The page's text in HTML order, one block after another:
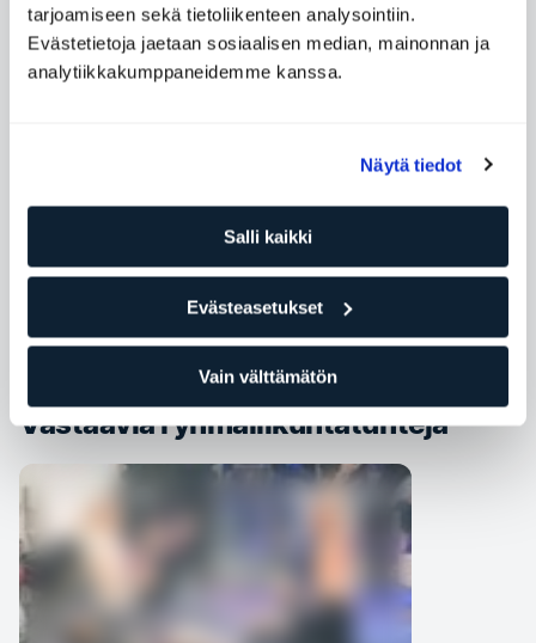
tarjoamiseen sekä tietoliikenteen analysointiin.
Evästetietoja jaetaan sosiaalisen median, mainonnan ja
analytiikkakumppaneidemme kanssa.
Näytä tiedot
Salli kaikki
Evästeasetukset
Vain välttämätön
Täydentäviä ryhmäliikuntatunteja
Vastaavia ryhmäliikuntatunteja